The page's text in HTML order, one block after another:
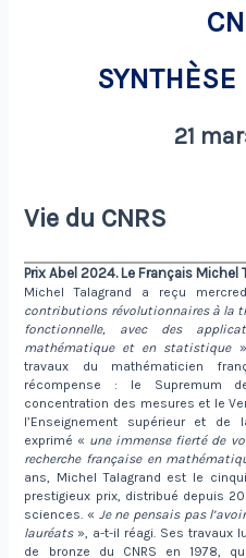
SYNTHÈSE
21
Vie du CNRS
Prix Abel 2024. Le Français
Michel Talagrand a reçu
contributions révolutionnaires à la
fonctionnelle, avec des
mathématique et en statistique
travaux du mathématicien
récompense : le Supremum
concentration des mesures et le
l’Enseignement supérieur et de
exprimé « une immense fierté de
recherche française en
ans, Michel Talagrand est le
prestigieux prix, distribué depuis
sciences. « Je ne pensais pas
lauréats», a-t-il réagi. Ses travaux
de bronze du CNRS en 1978,